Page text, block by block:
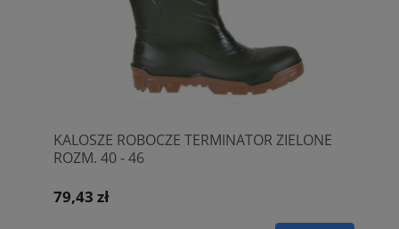
KALOSZE ROBOCZE TERMINATOR ZIELONE
ROZM. 40 - 46
79,43 zł